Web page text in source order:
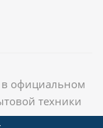
в официальном
техники